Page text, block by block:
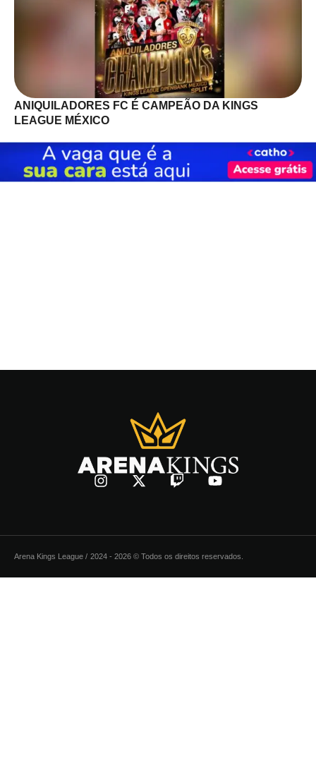
ANIQUILADORES FC É CAMPEÃO DA KINGS
LEAGUE MÉXICO
Arena Kings League / 2024 - 2026 © Todos os direitos reservados.